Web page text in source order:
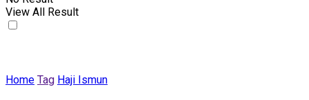
View All Result
Home Tag Haji Ismun